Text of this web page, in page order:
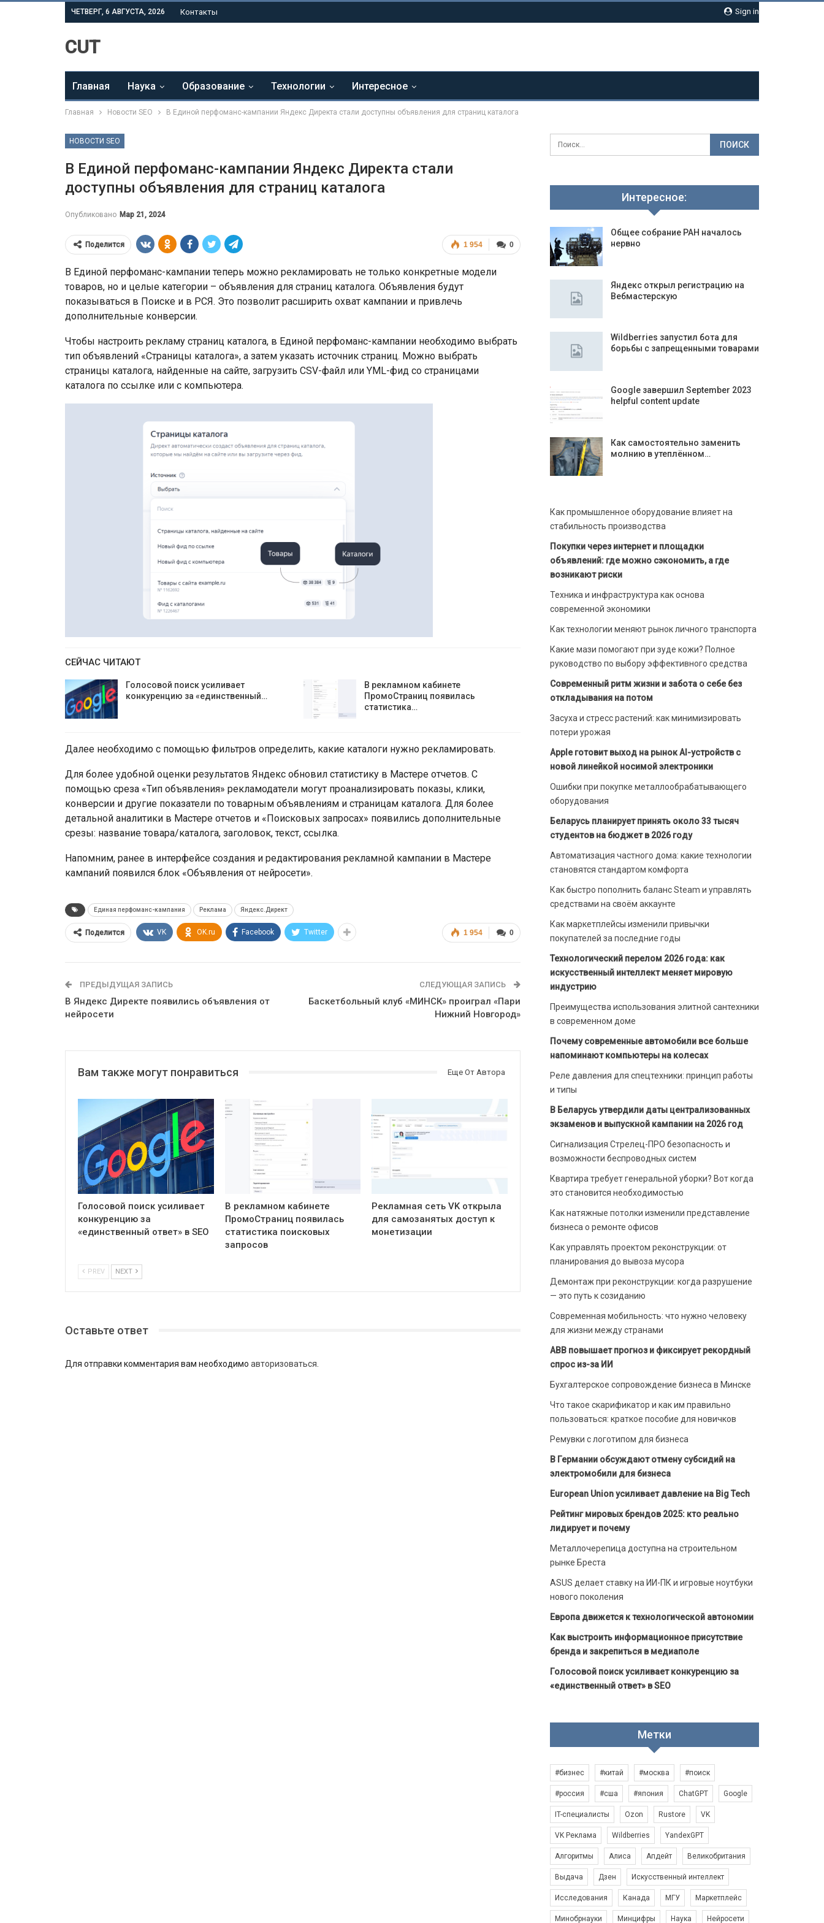
Sign in
ЧЕТВЕРГ, 6 АВГУСТА, 2026 Контакты
CUT
Главная Наука Образование Технологии Интересное
Главная Новости SEO В Единой перфоманс-кампании Яндекс Директа стали доступны объявления для страниц каталога
НОВОСТИ SEO
В Единой перфоманс-кампании Яндекс Директа стали
доступны объявления для страниц каталога
Опубликовано Мар 21, 2024
0
1 954
Поделится
В Единой перфоманс-кампании теперь можно рекламировать не только конкретные модели
товаров, но и целые категории – объявления для страниц каталога. Объявления будут
показываться в Поиске и в РСЯ. Это позволит расширить охват кампании и привлечь
дополнительные конверсии.
Чтобы настроить рекламу страниц каталога, в Единой перфоманс-кампании необходимо выбрать
тип объявлений «Страницы каталога», а затем указать источник страниц. Можно выбрать
страницы каталога, найденные на сайте, загрузить CSV-файл или YML-фид со страницами
каталога по ссылке или с компьютера.
СЕЙЧАС ЧИТАЮТ
Голосовой поиск усиливает
конкуренцию за «единственный…
В рекламном кабинете
ПромоСтраниц появилась
статистика…
Далее необходимо с помощью фильтров определить, какие каталоги нужно рекламировать.
Для более удобной оценки результатов Яндекс обновил статистику в Мастере отчетов. С
помощью среза «Тип объявления» рекламодатели могут проанализировать показы, клики,
конверсии и другие показатели по товарным объявлениям и страницам каталога. Для более
детальной аналитики в Мастере отчетов и «Поисковых запросах» появились дополнительные
срезы: название товара/каталога, заголовок, текст, ссылка.
Напомним, ранее в интерфейсе создания и редактирования рекламной кампании в Мастере
кампаний появился блок «Объявления от нейросети».
Единая перфоманс-кампания Реклама Яндекс.Директ
0
1 954
Поделится VK OK.ru Facebook Twitter
ПРЕДЫДУЩАЯ ЗАПИСЬ
В Яндекс Директе появились объявления от
нейросети
СЛЕДУЮЩАЯ ЗАПИСЬ
Баскетбольный клуб «МИНСК» проиграл «Пари
Нижний Новгород»
Вам также могут понравиться Еще От Автора
Голосовой поиск усиливает
конкуренцию за
«единственный ответ» в SEO
В рекламном кабинете
ПромоСтраниц появилась
статистика поисковых
запросов
Рекламная сеть VK открыла
для самозанятых доступ к
монетизации
PREV NEXT
Оставьте ответ
Для отправки комментария вам необходимо авторизоваться
Интересное:
Общее собрание РАН началось
нервно
Яндекс открыл регистрацию на
Вебмастерскую
Wildberries запустил бота для
борьбы с запрещенными товарами
Google завершил September 2023
helpful content update
Как самостоятельно заменить
молнию в утеплённом…
Как промышленное оборудование влияет на
стабильность производства
Покупки через интернет и площадки
объявлений: где можно сэкономить, а где
возникают риски
Техника и инфраструктура как основа
современной экономики
Как технологии меняют рынок личного транспорта
Какие мази помогают при зуде кожи? Полное
руководство по выбору эффективного средства
Современный ритм жизни и забота о себе без
откладывания на потом
Засуха и стресс растений: как минимизировать
потери урожая
Apple готовит выход на рынок AI-устройств с
новой линейкой носимой электроники
Ошибки при покупке металлообрабатывающего
оборудования
Беларусь планирует принять около 33 тысяч
студентов на бюджет в 2026 году
Автоматизация частного дома: какие технологии
становятся стандартом комфорта
Как быстро пополнить баланс Steam и управлять
средствами на своём аккаунте
Как маркетплейсы изменили привычки
покупателей за последние годы
Технологический перелом 2026 года: как
искусственный интеллект меняет мировую
индустрию
Преимущества использования элитной сантехники
в современном доме
Почему современные автомобили все больше
напоминают компьютеры на колесах
Реле давления для спецтехники: принцип работы
и типы
В Беларусь утвердили даты централизованных
экзаменов и выпускной кампании на 2026 год
Сигнализация Стрелец-ПРО безопасность и
возможности беспроводных систем
Квартира требует генеральной уборки? Вот когда
это становится необходимостью
Как натяжные потолки изменили представление
бизнеса о ремонте офисов
Как управлять проектом реконструкции: от
планирования до вывоза мусора
Демонтаж при реконструкции: когда разрушение
— это путь к созиданию
Современная мобильность: что нужно человеку
для жизни между странами
ABB повышает прогноз и фиксирует рекордный
спрос из-за ИИ
Бухгалтерское сопровождение бизнеса в Минске
Что такое скарификатор и как им правильно
пользоваться: краткое пособие для новичков
Ремувки с логотипом для бизнеса
В Германии обсуждают отмену субсидий на
электромобили для бизнеса
European Union усиливает давление на Big Tech
Рейтинг мировых брендов 2025: кто реально
лидирует и почему
Металлочерепица доступна на строительном
рынке Бреста
ASUS делает ставку на ИИ-ПК и игровые ноутбуки
нового поколения
Европа движется к технологической автономии
Как выстроить информационное присутствие
бренда и закрепиться в медиаполе
Голосовой поиск усиливает конкуренцию за
«единственный ответ» в SEO
Метки
#бизнес #китай #москва #поиск
#россия #сша #япония ChatGPT Google
IT-специалисты Ozon Rustore VK
VK Реклама Wildberries YandexGPT
Алгоритмы Алиса Апдейт Великобритания
Выдача Дзен Искусственный интеллект
Исследования Канада МГУ Маркетплейс
Минобрнауки Минцифры Наука Нейросети